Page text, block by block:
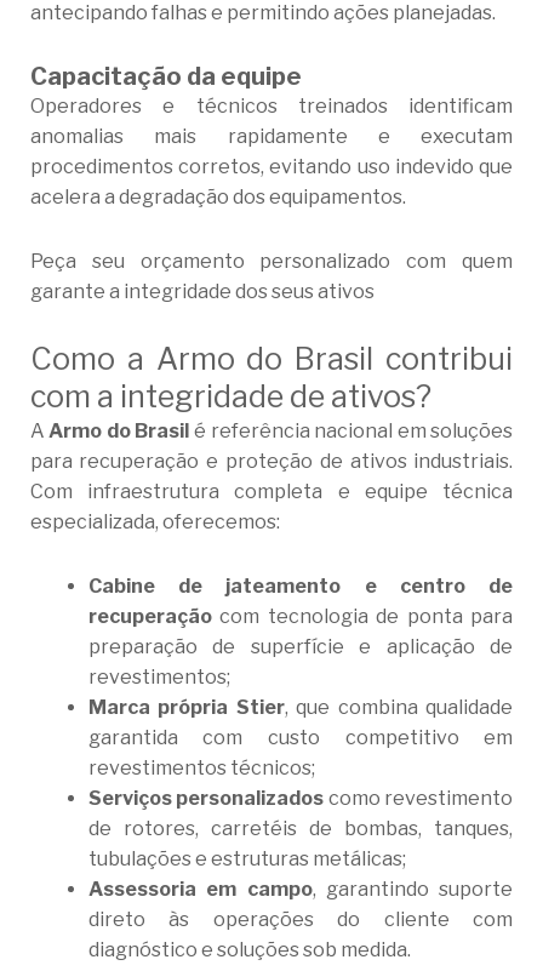
antecipando falhas e permitindo ações planejadas.
Capacitação da equipe
Operadores e técnicos treinados identificam
anomalias mais rapidamente e executam
procedimentos corretos, evitando uso indevido que
acelera a degradação dos equipamentos.
Peça seu orçamento personalizado com quem
garante a integridade dos seus ativos
Como a Armo do Brasil contribui
com a integridade de ativos?
AArmo do Brasil é referência nacional em soluções
para recuperação e proteção de ativos industriais.
Com infraestrutura completa e equipe técnica
especializada, oferecemos:
Cabine de jateamento e centro de
recuperaçãocom tecnologia de ponta para
preparação de superfície e aplicação de
revestimentos;
Marca própria Stier, que combina qualidade
garantida com custo competitivo em
revestimentos técnicos;
Serviços personalizados como revestimento
de rotores, carretéis de bombas, tanques,
tubulações e estruturas metálicas;
Assessoria em campo, garantindo suporte
direto às operações do cliente com
diagnóstico e soluções sob medida.